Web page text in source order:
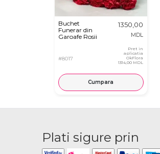
Buchet
Funerar din
Garoafe Rosii
#8017
1350,00
MDL
Pret in
aplicatia
OkFlora
1314,00 MDL
Cumpara
Plati sigure prin